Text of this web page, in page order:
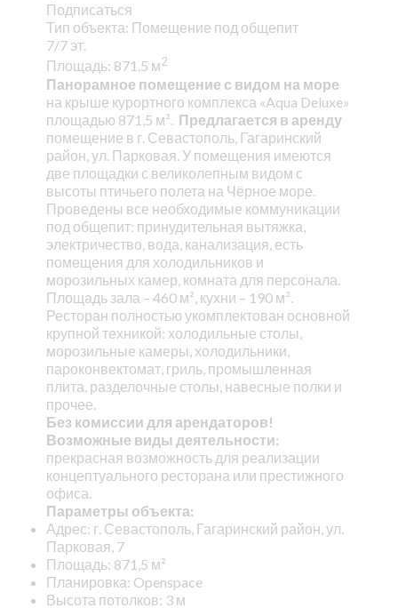
Подписаться
Тип объекта: Помещение под общепит
7/7 эт.
Площадь: 871.5 м2
Панорамное помещение с видом на море
на крыше курортного комплекса «Aqua Deluxe»
площадью 871,5 м². Предлагается в аренду
помещение в г. Севастополь, Гагаринский
район, ул. Парковая. У помещения имеются
две площадки с великолепным видом с
высоты птичьего полета на Чёрное море.
Проведены все необходимые коммуникации
под общепит: принудительная вытяжка,
электричество, вода, канализация, есть
помещения для холодильников и
морозильных камер, комната для персонала.
Площадь зала – 460 м², кухни – 190 м².
Ресторан полностью укомплектован основной
крупной техникой: холодильные столы,
морозильные камеры, холодильники,
пароконвектомат, гриль, промышленная
плита, разделочные столы, навесные полки и
прочее.
Без комиссии для арендаторов!
Возможные виды деятельности:
прекрасная возможность для реализации
концептуального ресторана или престижного
офиса.
Параметры объекта:
Адрес: г. Севастополь, Гагаринский район, ул.
Парковая, 7
Площадь: 871,5 м²
Планировка: Openspace
Высота потолков: 3 м